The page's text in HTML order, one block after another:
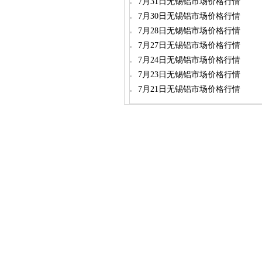
7月30日无锡铝市场价格行情
7月28日无锡铝市场价格行情
7月27日无锡铝市场价格行情
7月24日无锡铝市场价格行情
7月23日无锡铝市场价格行情
7月21日无锡铝市场价格行情